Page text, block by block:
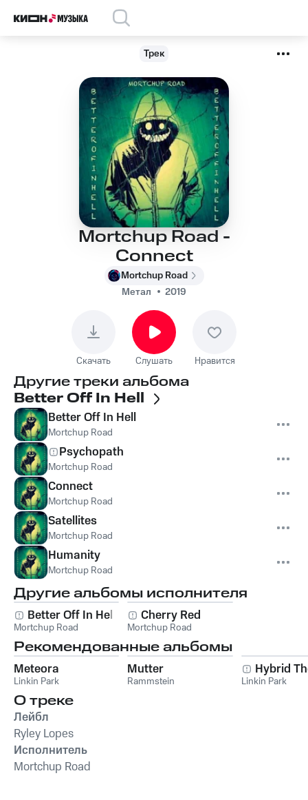
Трек
Mortchup Road -
Connect
Mortchup Road
Метал
2019
Скачать Слушать Нравится
Другие треки альбома
Better Off In Hell
Better Off In Hell
Mortchup Road
Psychopath
Mortchup Road
Connect
Mortchup Road
Satellites
Mortchup Road
Humanity
Mortchup Road
Другие альбомы исполнителя
Better Off In Hell
Mortchup Road
Cherry Red
Mortchup Road
Рекомендованные альбомы
Meteora
Linkin Park
Mutter
Rammstein
Hybrid
Linkin Park
О треке
Лейбл
Ryley Lopes
Исполнитель
Mortchup Road